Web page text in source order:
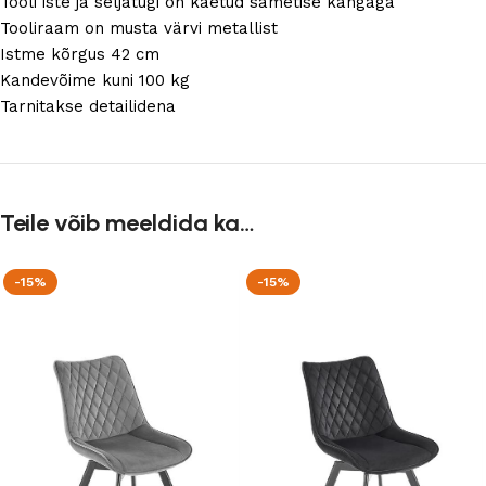
Tooliraam on musta värvi metallist
Istme kõrgus 42 cm
Kandevõime kuni 100 kg
Tarnitakse detailidena
Teile võib meeldida ka…
-15% -15%